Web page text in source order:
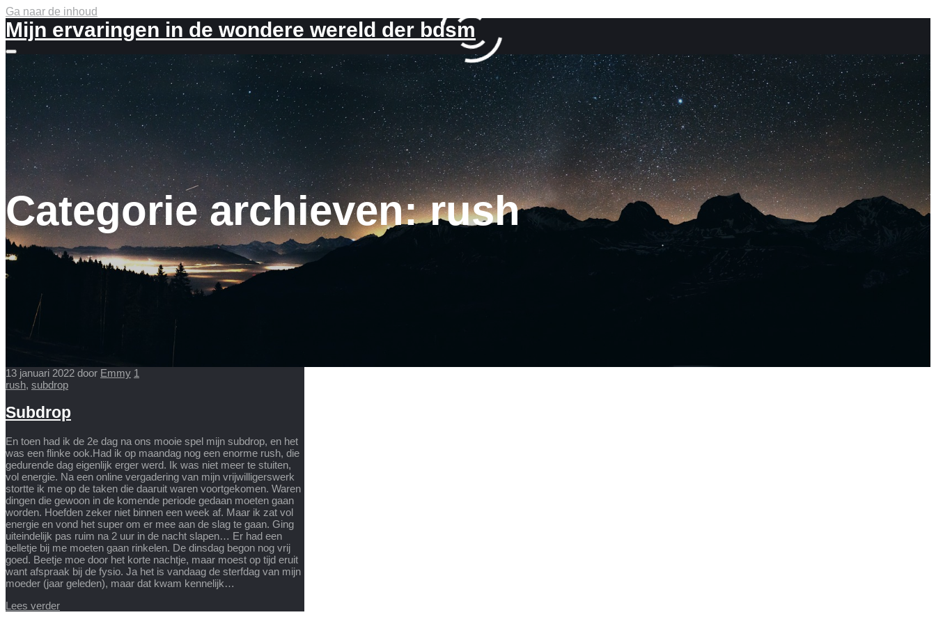
Ga naar de inhoud
Mijn ervaringen in de wondere wereld der bdsm
Meer
info
Categorie archieven:rush
13 januari 2022 door Emmy 1
rush, subdrop
Subdrop
En toen had ik de 2e dag na ons mooie spel mijn subdrop, en het
was een flinke ook.Had ik op maandag nog een enorme rush, die
gedurende dag eigenlijk erger werd. Ik was niet meer te stuiten,
vol energie. Na een online vergadering van mijn vrijwilligerswerk
stortte ik me op de taken die daaruit waren voortgekomen. Waren
dingen die gewoon in de komende periode gedaan moeten gaan
worden. Hoefden zeker niet binnen een week af. Maar ik zat vol
energie en vond het super om er mee aan de slag te gaan. Ging
uiteindelijk pas ruim na 2 uur in de nacht slapen… Er had een
belletje bij me moeten gaan rinkelen. De dinsdag begon nog vrij
goed. Beetje moe door het korte nachtje, maar moest op tijd eruit
want afspraak bij de fysio. Ja het is vandaag de sterfdag van mijn
moeder (jaar geleden), maar dat kwam kennelijk…
Lees verder